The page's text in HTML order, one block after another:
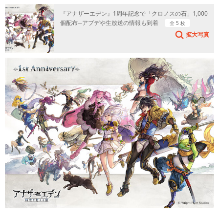
『アナザーエデン』1周年記念で「クロノスの石」1,000
個配布─アプデや生放送の情報も到着
全 5 枚
拡大写真